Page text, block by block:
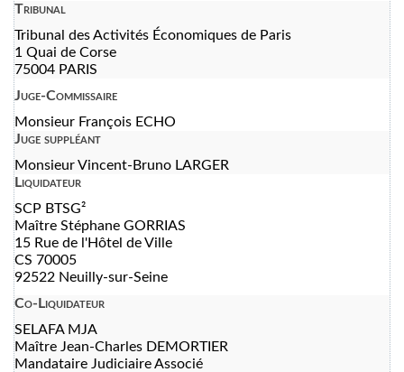
Tribunal
Tribunal des Activités Économiques de Paris
1 Quai de Corse
75004 PARIS
Juge-Commissaire
Monsieur François ECHO
Juge suppléant
Monsieur Vincent-Bruno LARGER
Liquidateur
SCP BTSG²
Maître Stéphane GORRIAS
15 Rue de l'Hôtel de Ville
CS 70005
92522 Neuilly-sur-Seine
Co-Liquidateur
SELAFA MJA
Maître Jean-Charles DEMORTIER
Mandataire Judiciaire Associé